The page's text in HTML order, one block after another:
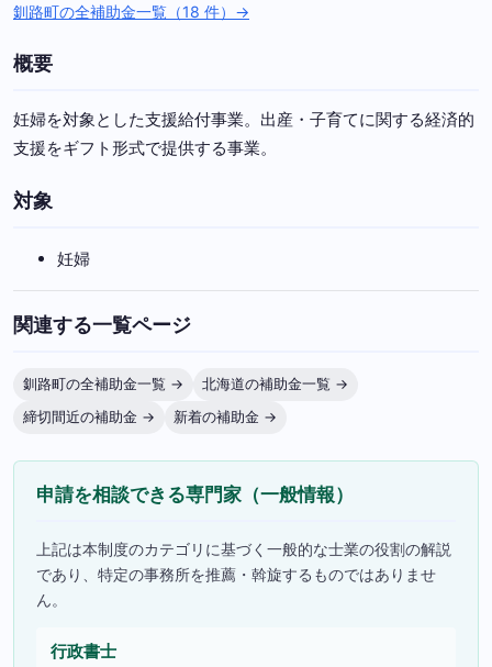
釧路町の全補助金一覧（18 件）→
概要
妊婦を対象とした支援給付事業。出産・子育てに関する経済的
支援をギフト形式で提供する事業。
対象
妊婦
関連する一覧ページ
釧路町の全補助金一覧 →
北海道の補助金一覧 →
締切間近の補助金 →
新着の補助金 →
申請を相談できる専門家（一般情報）
上記は本制度のカテゴリに基づく一般的な士業の役割の解説
であり、特定の事務所を推薦・斡旋するものではありませ
ん。
行政書士